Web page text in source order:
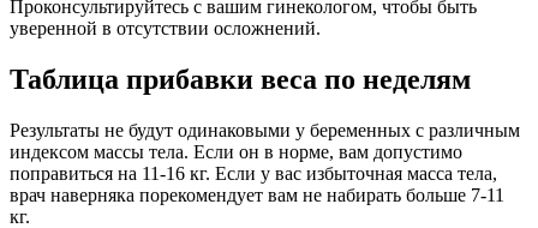
Проконсультируйтесь с вашим гинекологом, чтобы быть
уверенной в отсутствии осложнений.
Таблица прибавки веса по неделям
Результаты не будут одинаковыми у беременных с различным
индексом массы тела. Если он в норме, вам допустимо
поправиться на 11-16 кг. Если у вас избыточная масса тела,
врач наверняка порекомендует вам не набирать больше 7-11
кг.